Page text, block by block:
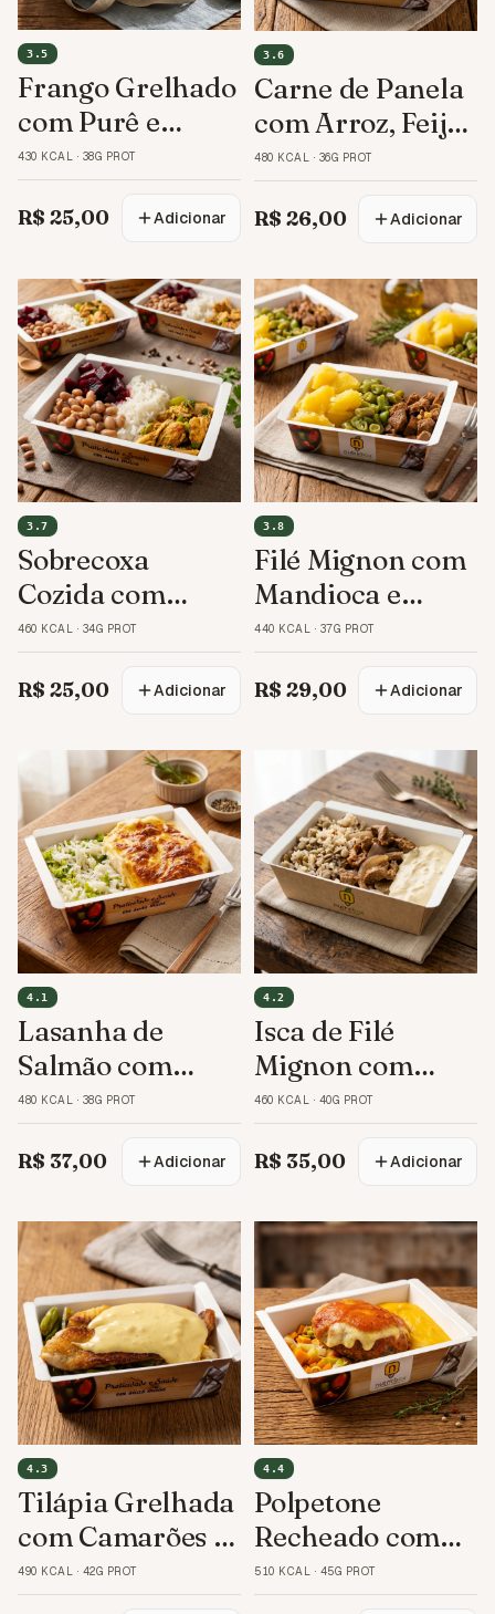
3.5
Frango Grelhado
com Purê e
Chuchu
430 KCAL · 38G PROT
R$ 25,00 Adicionar
3.6
Carne de Panela
com Arroz, Feijão
e Couve
480 KCAL · 36G PROT
R$ 26,00 Adicionar
3.7
Sobrecoxa
Cozida com
Arroz, Feijão e
Beterraba
460 KCAL · 34G PROT
R$ 25,00 Adicionar
3.8
Filé Mignon com
Mandioca e
Vagem
440 KCAL · 37G PROT
R$ 29,00 Adicionar
4.1
Lasanha de
Salmão com
Espinafre
480 KCAL · 38G PROT
R$ 37,00 Adicionar
4.2
Isca de Filé
Mignon com
Grão-de-Bico
460 KCAL · 40G PROT
R$ 35,00 Adicionar
4.3
Tilápia Grelhada
com Camarões e
Banana
490 KCAL · 42G PROT
4.4
Polpetone
Recheado com
Batata-Baroa
510 KCAL · 45G PROT